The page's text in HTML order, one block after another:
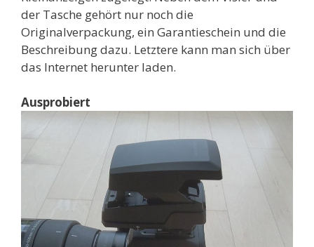
der Tasche gehört nur noch die
Originalverpackung, ein Garantieschein und die
Beschreibung dazu. Letztere kann man sich über
das Internet herunter laden.
Ausprobiert